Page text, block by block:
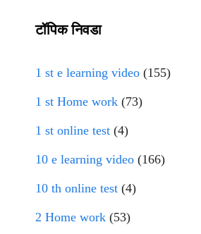
टॉपिक निवडा
1 st e learning video (155)
1 st Home work (73)
1 st online test (4)
10 e learning video (166)
10 th online test (4)
2 Home work (53)